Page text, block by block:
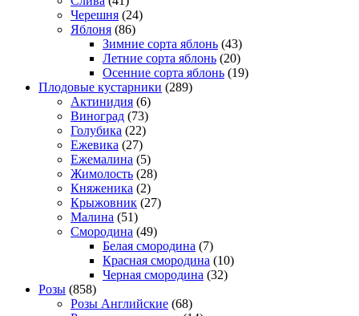
Черешня (24)
Яблоня (86)
Зимние сорта яблонь (43)
Летние сорта яблонь (20)
Осенние сорта яблонь (19)
Плодовые кустарники (289)
Актинидия (6)
Виноград (73)
Голубика (22)
Ежевика (27)
Ежемалина (5)
Жимолость (28)
Княженика (2)
Крыжовник (27)
Малина (51)
Смородина (49)
Белая смородина (7)
Красная смородина (10)
Черная смородина (32)
Розы (858)
Розы Английские (68)